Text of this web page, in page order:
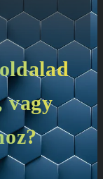
vagy